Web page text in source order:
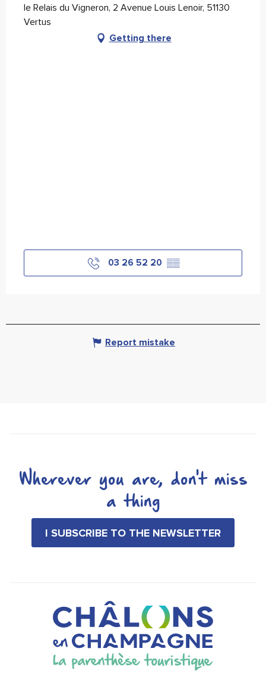
le Relais du Vigneron, 2 Avenue Louis Lenoir, 51130
Vertus
Getting there
03 26 52 20 ▒▒
Report mistake
Wherever you are, don't miss
a thing
I SUBSCRIBE TO THE NEWSLETTER